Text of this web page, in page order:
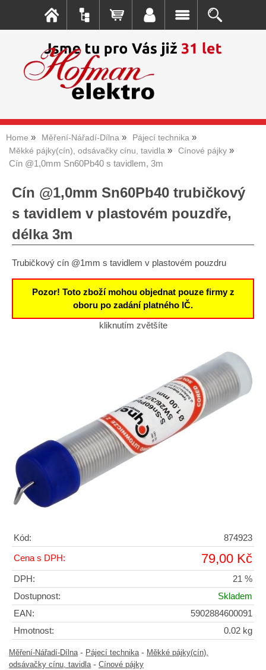
Home Měření-Nářadí-Dílna
Pájecí technika
Měkké pájky(cín), odsávačky cínu, tavidla
Cínové pájky
Cín @1,0mm Sn60Pb40 s tavidlem, 3m
Cín @1,0mm Sn60Pb40 trubičkový
s tavidlem v plastovém pouzdře,
délka 3m
Trubičkový cín @1mm s tavidlem v plastovém pouzdru
Pozor! Toto zboží mohou objednat pouze firmy z
oboru po zadání platného IČ.
kliknutím zvětšíte
Kód: 874923
Cena s DPH: 79,00 Kč
DPH:
21 %
Dostupnost:
Skladem
EAN:
5902884600091
Hmotnost:
0.02 kg
Měření-Nářadí-Dílna- Pájecí technika- Měkké pájky(cín),
odsávačky cínu, tavidla- Cínové pájky